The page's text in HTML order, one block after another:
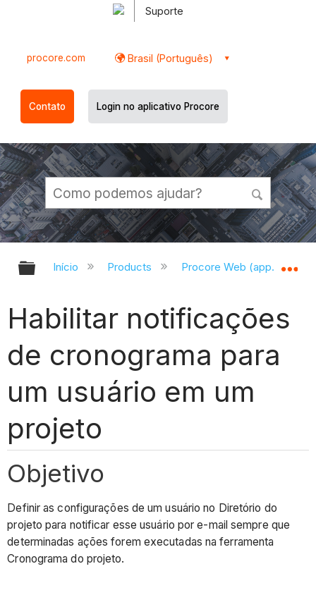
Suporte
procore.com Brasil (Português)
Contato Login no aplicativo Procore
Expandir/recolher hierarquia
Início Products Procore Web
Habilitar notificações
de cronograma para
um usuário em um
projeto
Objetivo
Definir as configurações de um usuário no Diretório do
projeto para notificar esse usuário por e-mail sempre que
determinadas ações forem executadas na ferramenta
Cronograma do projeto.